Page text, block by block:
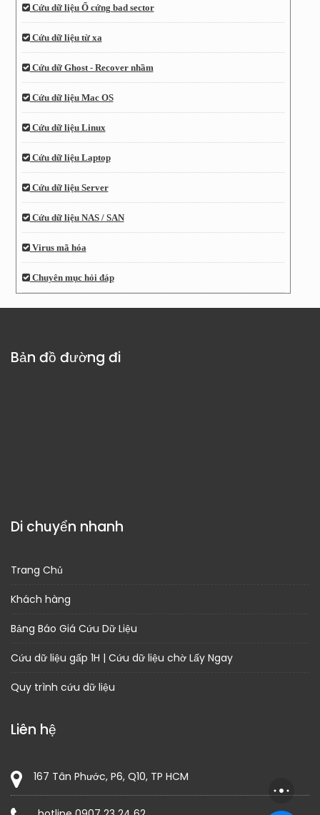
Cứu dữ liệu Ổ cứng bad sector
Cứu dữ liệu từ xa
Cứu dữ Ghost - Recover nhầm
Cứu dữ liệu Mac OS
Cứu dữ liệu Linux
Cứu dữ liệu Laptop
Cứu dữ liệu Server
Cứu dữ liệu NAS / SAN
Virus mã hóa
Chuyên mục hỏi đáp
Bản đồ đường đi
Di chuyển nhanh
Trang Chủ
Khách hàng
Bảng Báo Giá Cứu Dữ Liệu
Cứu dữ liệu gấp 1H | Cứu dữ liệu chờ Lấy Ngay
Quy trình cứu dữ liệu
Liên hệ
167 Tân Phước, P6, Q10, TP HCM